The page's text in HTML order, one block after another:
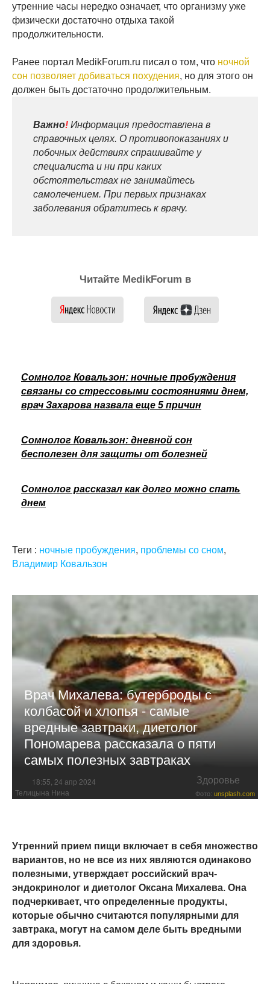
утренние часы нередко означает, что организму уже
физически достаточно отдыха такой
продолжительности.
Ранее портал MedikForum.ru писал о том, что ночной
сон позволяет добиваться похудения, но для этого он
должен быть достаточно продолжительным.
Важно! Информация предоставлена в
справочных целях. О противопоказаниях и
побочных действиях спрашивайте у
специалиста и ни при каких
обстоятельствах не занимайтесь
самолечением. При первых признаках
заболевания обратитесь к врачу.
Читайте MedikForum в
Сомнолог Ковальзон: ночные пробуждения
связаны со стрессовыми состояниями днем,
врач Захарова назвала еще 5 причин
Сомнолог Ковальзон: дневной сон
бесполезен для защиты от болезней
Сомнолог рассказал как долго можно спать
днем
Теги : ночные пробуждения, проблемы со сном,
Владимир Ковальзон
Врач Михалева: бутерброды с
колбасой и хлопья - самые
вредные завтраки, диетолог
Пономарева рассказала о пяти
самых полезных завтраках
18:55, 24 апр 2024 Здоровье
Телицына Нина Фото: unsplash.com
Утренний прием пищи включает в себя множество
вариантов, но не все из них являются одинаково
полезными, утверждает российский врач-
эндокринолог и диетолог Оксана Михалева. Она
подчеркивает, что определенные продукты,
которые обычно считаются популярными для
завтрака, могут на самом деле быть вредными
для здоровья.